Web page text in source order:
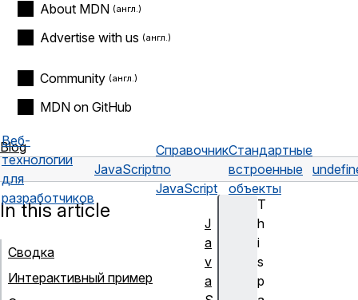
About MDN
Advertise with us
Community
MDN on GitHub
Blog
Веб-
технологии
для
разработчиков
JavaScript
Справочник
по
JavaScript
Стандартные
встроенные
объекты
T
h
i
s
p
In this article
Сводка
Интерактивный пример
J
a
v
a